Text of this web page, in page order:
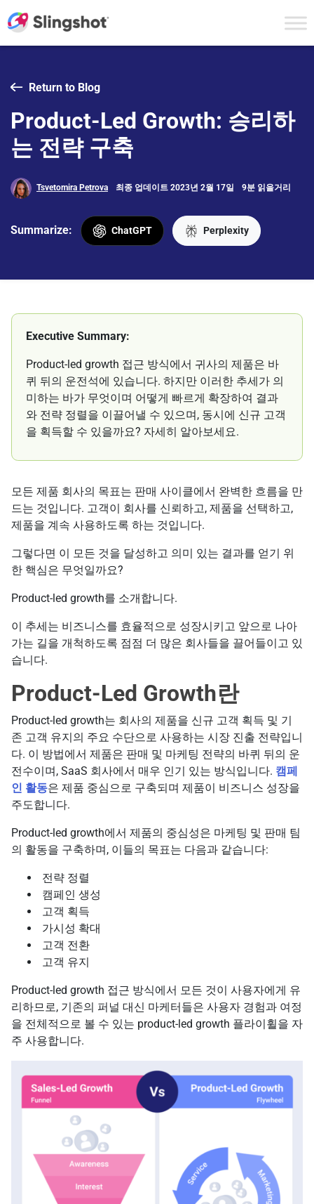
Return to Blog
Product-Led Growth: 승리하
는 전략 구축
Tsvetomira Petrova 최종 업데이트 2023년 2월 17일 9분 읽을거리
Summarize: ChatGPT Perplexity
Executive Summary:
Product-led growth 접근 방식에서 귀사의 제품은 바
퀴 뒤의 운전석에 있습니다. 하지만 이러한 추세가 의
미하는 바가 무엇이며 어떻게 빠르게 확장하여 결과
와 전략 정렬을 이끌어낼 수 있으며, 동시에 신규 고객
을 획득할 수 있을까요? 자세히 알아보세요.
모든 제품 회사의 목표는 판매 사이클에서 완벽한 흐름을 만
드는 것입니다. 고객이 회사를 신뢰하고, 제품을 선택하고,
제품을 계속 사용하도록 하는 것입니다.
그렇다면 이 모든 것을 달성하고 의미 있는 결과를 얻기 위
한 핵심은 무엇일까요?
Product-led growth를 소개합니다.
이 추세는 비즈니스를 효율적으로 성장시키고 앞으로 나아
가는 길을 개척하도록 점점 더 많은 회사들을 끌어들이고 있
습니다.
Product-Led Growth란
Product-led growth는 회사의 제품을 신규 고객 획득 및 기
존 고객 유지의 주요 수단으로 사용하는 시장 진출 전략입니
다. 이 방법에서 제품은 판매 및 마케팅 전략의 바퀴 뒤의 운
전수이며, SaaS 회사에서 매우 인기 있는 방식입니다. 캠페
인 활동은 제품 중심으로 구축되며 제품이 비즈니스 성장을
주도합니다.
Product-led growth에서 제품의 중심성은 마케팅 및 판매 팀
의 활동을 구축하며, 이들의 목표는 다음과 같습니다:
전략 정렬
캠페인 생성
고객 획득
가시성 확대
고객 전환
고객 유지
Product-led growth 접근 방식에서 모든 것이 사용자에게 유
리하므로, 기존의 퍼널 대신 마케터들은 사용자 경험과 여정
을 전체적으로 볼 수 있는 product-led growth 플라이휠을 자
주 사용합니다.